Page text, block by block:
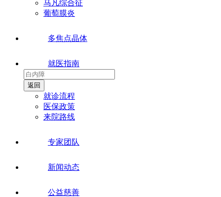
马凡综合征
葡萄膜炎
多焦点晶体
就医指南
就诊流程
医保政策
来院路线
专家团队
新闻动态
公益慈善